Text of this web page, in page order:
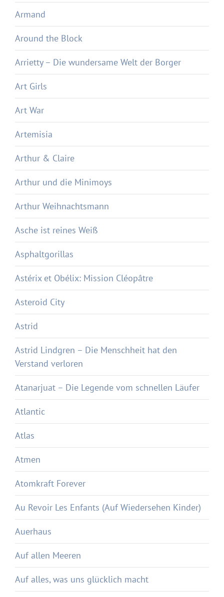
Armand
Around the Block
Arrietty – Die wundersame Welt der Borger
Art Girls
Art War
Artemisia
Arthur & Claire
Arthur und die Minimoys
Arthur Weihnachtsmann
Asche ist reines Weiß
Asphaltgorillas
Astérix et Obélix: Mission Cléopâtre
Asteroid City
Astrid
Astrid Lindgren – Die Menschheit hat den
Verstand verloren
Atanarjuat – Die Legende vom schnellen Läufer
Atlantic
Atlas
Atmen
Atomkraft Forever
Au Revoir Les Enfants (Auf Wiedersehen Kinder)
Auerhaus
Auf allen Meeren
Auf alles, was uns glücklich macht